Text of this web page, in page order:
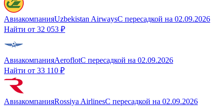
АвиакомпанияUzbekistan AirwaysС пересадкой на 02.09.2026
Найти от 32 053 ₽
АвиакомпанияAeroflotС пересадкой на 02.09.2026
Найти от 33 110 ₽
АвиакомпанияRossiya AirlinesС пересадкой на 02.09.2026